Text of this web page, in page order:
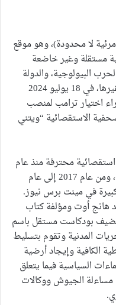
لا محدودة)، وهو موقع
مستقلة وغير خاضعة
البيولوجية، والدولة
العميقة وأجهزة المخابرات، والابتزاز، وغيرها، في 18 يوليو 2024
اختيار ترامب لمنصب
الاستقصائية “ويتني
محترفة منذ عام
2016، حيث كتبت لعدة مواقع إلكترونية، ومن عام 2017 إلى عام
كبيرة في مينت برس نيوز.
هانج أوت ومؤلفة كتاب
بودكاست مستقل باسم
المدنية وتقوم بتسليط
الكافية وإيجاد أرضية
السياسية فيما يتعلق
مساءلة الجيوش ووكالات